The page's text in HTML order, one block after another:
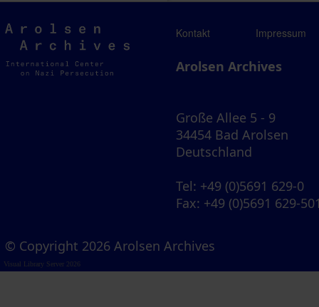
Arolsen
Archives
Kontakt Impressum
Arolsen Archives
Große Allee 5 - 9
34454 Bad Arolsen
Deutschland
Tel: +49 (0)5691 629-0
Fax: +49 (0)5691 629-
© Copyright 2026 Arolsen Archives
Visual Library Server 2026